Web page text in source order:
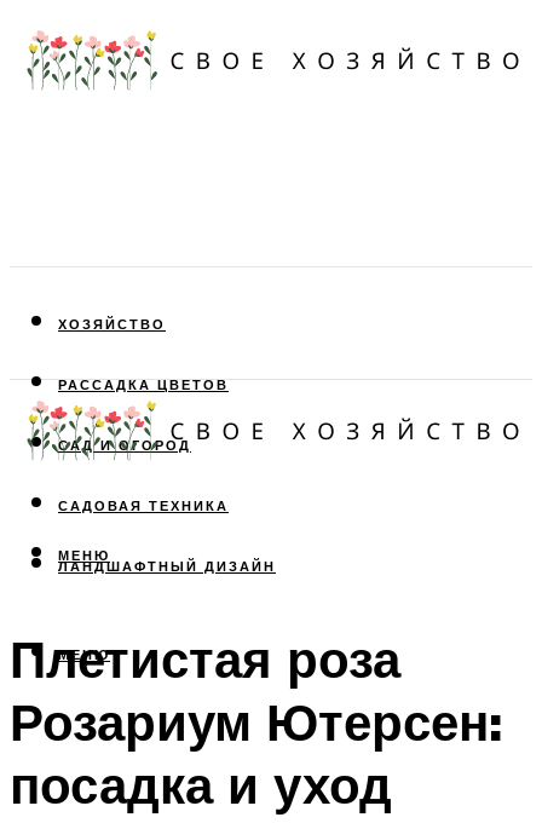
ХОЗЯЙСТВО
РАССАДКА ЦВЕТОВ
САД И ОГОРОД
САДОВАЯ ТЕХНИКА
ЛАНДШАФТНЫЙ ДИЗАЙН
МЕНЮ
МЕНЮ
Плетистая роза
Розариум Ютерсен:
посадка и уход